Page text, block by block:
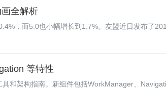
全解析
，而5.0也小幅增长到1.7%。友盟近日发布了
了当前移动环境。
等特性
和架构指南。新组件包括WorkManager、